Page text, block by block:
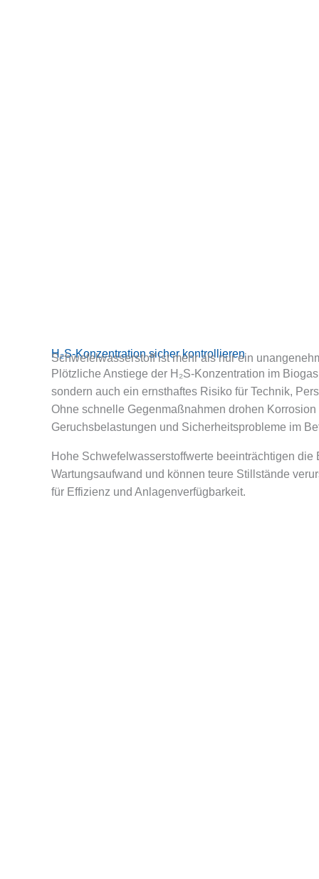
H₂S-Konzentration sicher kontrollieren
Schwefelwasserstoff ist mehr als nur ein
Plötzliche Anstiege der H₂S-Konzentration im
sondern auch ein ernsthaftes Risiko für Technik,
Ohne schnelle Gegenmaßnahmen drohen
Geruchsbelastungen und Sicherheitsprobleme im
Hohe Schwefelwasserstoffwerte beeinträchtigen
Wartungsaufwand und können teure Stillstände
für Effizienz und Anlagenverfügbarkeit.